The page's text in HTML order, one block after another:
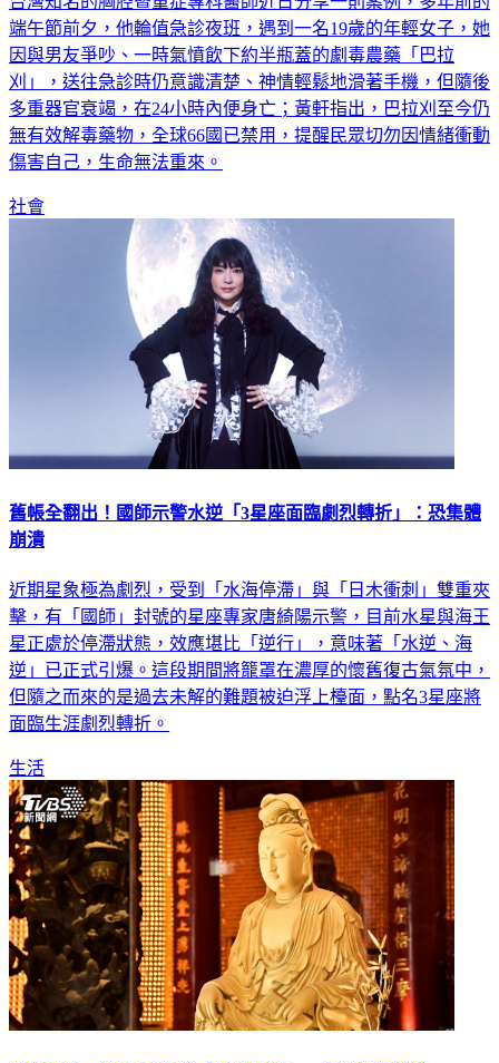
端午節前夕，他輪值急診夜班，遇到一名19歲的年輕女子，她
因與男友爭吵、一時氣憤飲下約半瓶蓋的劇毒農藥「巴拉
刈」，送往急診時仍意識清楚、神情輕鬆地滑著手機，但隨後
多重器官衰竭，在24小時內便身亡；黃軒指出，巴拉刈至今仍
無有效解毒藥物，全球66國已禁用，提醒民眾切勿因情緒衝動
傷害自己，生命無法重來。
社會
舊帳全翻出！國師示警水逆「3星座面臨劇烈轉折」：恐集體
崩潰
近期星象極為劇烈，受到「水海停滯」與「日木衝刺」雙重夾
擊，有「國師」封號的星座專家唐綺陽示警，目前水星與海王
星正處於停滯狀態，效應堪比「逆行」，意味著「水逆、海
逆」已正式引爆。這段期間將籠罩在濃厚的懷舊復古氣氛中，
但隨之而來的是過去未解的難題被迫浮上檯面，點名3星座將
面臨生涯劇烈轉折。
生活